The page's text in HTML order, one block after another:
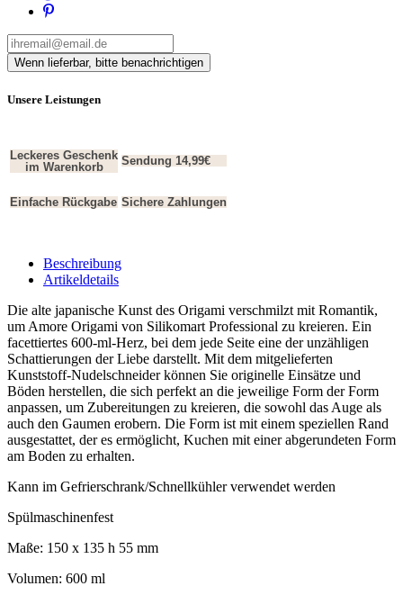
Unsere Leistungen
Leckeres Geschenk
im Warenkorb
Sendung 14,99€
Einfache Rückgabe Sichere Zahlungen
Beschreibung
Artikeldetails
Die alte japanische Kunst des Origami verschmilzt mit Romantik,
um Amore Origami von Silikomart Professional zu kreieren. Ein
facettiertes 600-ml-Herz, bei dem jede Seite eine der unzähligen
Schattierungen der Liebe darstellt. Mit dem mitgelieferten
Kunststoff-Nudelschneider können Sie originelle Einsätze und
Böden herstellen, die sich perfekt an die jeweilige Form der Form
anpassen, um Zubereitungen zu kreieren, die sowohl das Auge als
auch den Gaumen erobern. Die Form ist mit einem speziellen Rand
ausgestattet, der es ermöglicht, Kuchen mit einer abgerundeten Form
am Boden zu erhalten.
Kann im Gefrierschrank/Schnellkühler verwendet werden
Spülmaschinenfest
Maße: 150 x 135 h 55 mm
Volumen: 600 ml